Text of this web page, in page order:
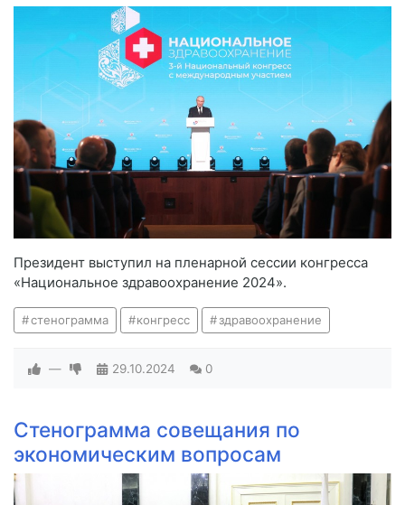
Президент выступил на пленарной сессии конгресса
«Национальное здравоохранение 2024».
стенограмма конгресс здравоохранение
— 29.10.2024 0
Стенограмма совещания по
экономическим вопросам